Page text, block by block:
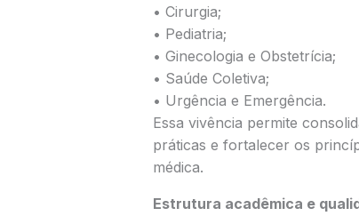
• Cirurgia;
• Pediatria;
• Ginecologia e Obstetrícia;
• Saúde Coletiva;
• Urgência e Emergência.
Essa vivência permite
práticas e fortalecer os
médica.
Estrutura acadêmica e